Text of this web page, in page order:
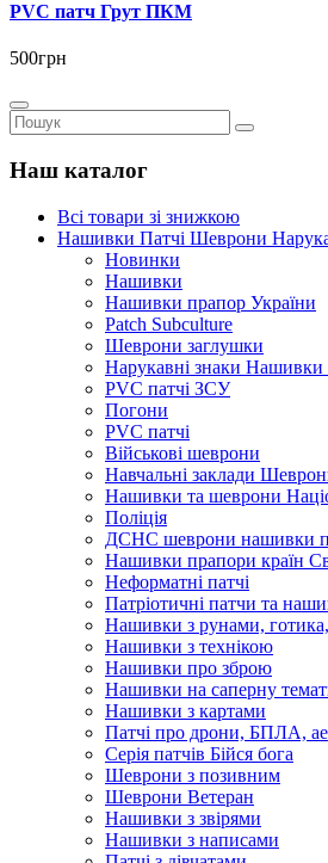
PVC патч Грут ПКМ
500грн
Наш каталог
Всі товари зі знижкою
Нашивки Патчі Шеврони
Новинки
Нашивки
Нашивки прапор України
Рatch Subculture
Шеврони заглушки
Нарукавні знаки Нашивки
PVC патчі ЗСУ
Погони
PVC патчі
Військові шеврони
Навчальні заклади
Нашивки та шеврони
Поліція
ДСНС шеврони нашивки
Нашивки прапори країн
Неформатні патчі
Патріотичні патчи та
Нашивки з рунами,
Нашивки з технікою
Нашивки про зброю
Нашивки на саперну
Нашивки з картами
Патчі про дрони, БПЛА,
Серія патчів Бійся бога
Шеврони з позивним
Шеврони Ветеран
Нашивки з звірями
Нашивки з написами